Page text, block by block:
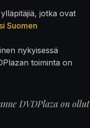
jotka ovat
Suomen
nykyisessä
toiminta on
DVDPlaza on ollut